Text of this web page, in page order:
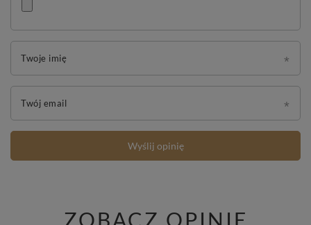
Twoje imię
Twój email
Wyślij opinię
ZOBACZ OPINIE